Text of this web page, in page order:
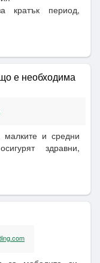
кратък период,
е необходима
малките и средни
здравни,